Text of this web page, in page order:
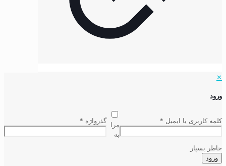
✕
ورود
کلمه کاربری یا ایمیل * گذرواژه *
مرا
به
خاطر بسپار
ورود